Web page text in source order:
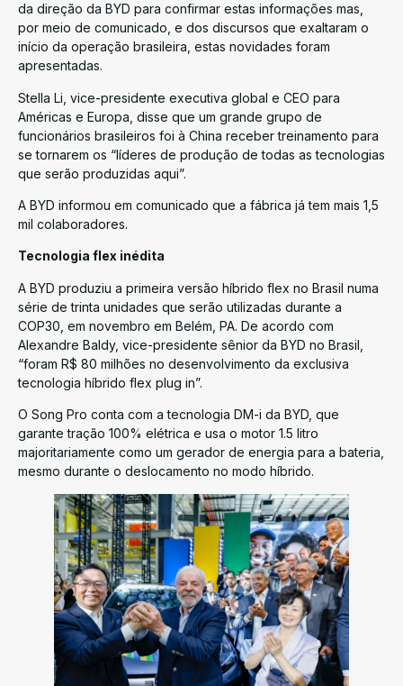
da direção da BYD para confirmar estas informações mas,
por meio de comunicado, e dos discursos que exaltaram o
início da operação brasileira, estas novidades foram
apresentadas.
Stella Li, vice-presidente executiva global e CEO para
Américas e Europa, disse que um grande grupo de
funcionários brasileiros foi à China receber treinamento para
se tornarem os “líderes de produção de todas as tecnologias
que serão produzidas aqui”.
A BYD informou em comunicado que a fábrica já tem mais 1,5
mil colaboradores.
Tecnologia flex inédita
A BYD produziu a primeira versão híbrido flex no Brasil numa
série de trinta unidades que serão utilizadas durante a
COP30, em novembro em Belém, PA. De acordo com
Alexandre Baldy, vice-presidente sênior da BYD no Brasil,
“foram R$ 80 milhões no desenvolvimento da exclusiva
tecnologia híbrido flex plug in”.
O Song Pro conta com a tecnologia DM-i da BYD, que
garante tração 100% elétrica e usa o motor 1.5 litro
majoritariamente como um gerador de energia para a bateria,
mesmo durante o deslocamento no modo híbrido.